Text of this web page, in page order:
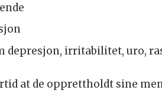
irritabilitet, uro,
at de opprettholdt sine